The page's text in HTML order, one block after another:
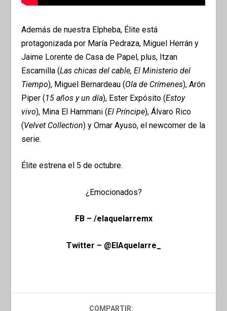
Además de nuestra Elpheba, Élite está
protagonizada por María Pedraza, Miguel Herrán y
Jaime Lorente de Casa de Papel, plus, Itzan
Escamilla (Las chicas del cable, El Ministerio del
Tiempo), Miguel Bernardeau (Ola de Crímenes), Arón
Piper (15 años y un día), Ester Expósito (Estoy
vivo), Mina El Hammani (El Príncipe), Álvaro Rico
(Velvet Collection) y Omar Ayuso, el newcomer de la
serie.
Élite estrena el 5 de octubre.
¿Emocionados?
FB – /elaquelarremx
Twitter – @ElAquelarre_
COMPARTIR: